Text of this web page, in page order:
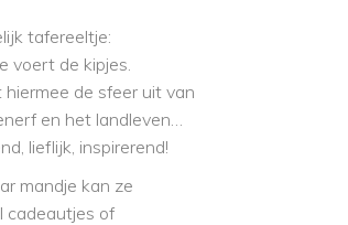
tafereeltje:
voert de kipjes.
hiermee de sfeer uit van
en het landleven…
lieflijk, inspirerend!
mandje kan ze
cadeautjes of